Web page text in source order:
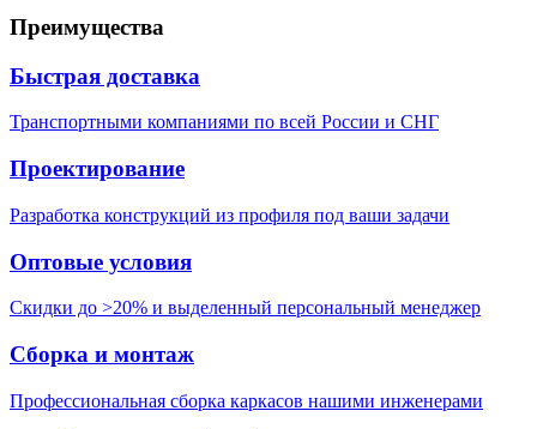
Преимущества
Быстрая доставка
Транспортными компаниями по всей России и СНГ
Проектирование
Разработка конструкций из профиля под ваши задачи
Оптовые условия
Скидки до >20% и выделенный персональный менеджер
Сборка и монтаж
Профессиональная сборка каркасов нашими инженерами